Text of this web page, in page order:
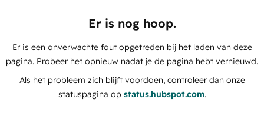
Er is nog hoop.
Er is een onverwachte fout opgetreden bij het laden van deze
pagina. Probeer het opnieuw nadat je de pagina hebt vernieuwd.
Als het probleem zich blijft voordoen, controleer dan onze
statuspagina op status.hubspot.com.